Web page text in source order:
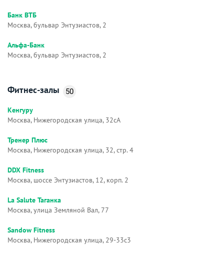
Банк ВТБ
Москва, бульвар Энтузиастов, 2
Альфа-Банк
Москва, бульвар Энтузиастов, 2
Фитнес-залы 50
Кенгуру
Москва, Нижегородская улица, 32сА
Тренер Плюс
Москва, Нижегородская улица, 32, стр. 4
DDX Fitness
Москва, шоссе Энтузиастов, 12, корп. 2
La Salute Таганка
Москва, улица Земляной Вал, 77
Sandow Fitness
Москва, Нижегородская улица, 29-33с3